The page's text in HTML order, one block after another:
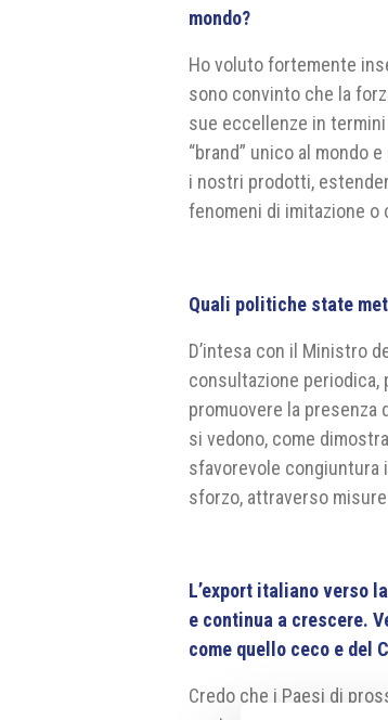
mondo?
Ho voluto fortemente
sono convinto che la
sue eccellenze in
“brand” unico al mondo
i nostri prodotti,
fenomeni di imitazione o
Quali politiche state
D’intesa con il Ministro
consultazione periodica,
promuovere la presenza
si vedono, come
sfavorevole congiuntura
sforzo, attraverso
L’export italiano verso
e continua a crescere.
come quello ceco e del
Credo che i Paesi di